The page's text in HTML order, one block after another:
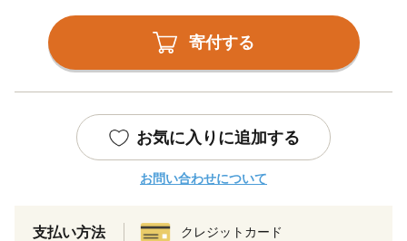
寄付する
お気に入りに追加する
お問い合わせについて
支払い方法 クレジットカード